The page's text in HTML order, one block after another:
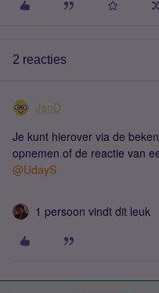
2 reacties
JanD
Je kunt hierover via de
opnemen of de reactie van
@UdayS
1 persoon vindt dit leuk